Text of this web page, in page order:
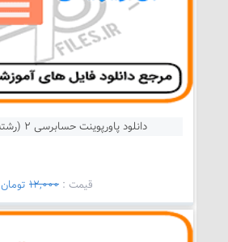
دانلود پاورپوینت حسابرسی 2 (رشته حسابداری)
قيمت : 12,000تومان